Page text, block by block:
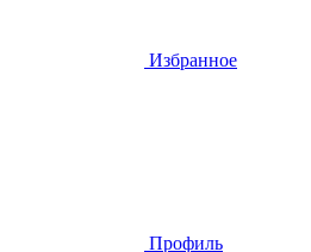
Избранное
Профиль